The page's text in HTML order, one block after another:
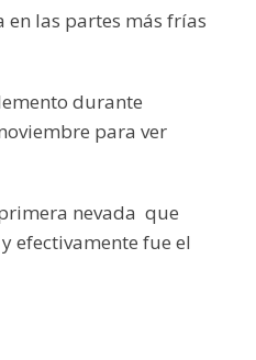
en las partes más frías
durante
para ver
nevada que
y efectivamente fue el